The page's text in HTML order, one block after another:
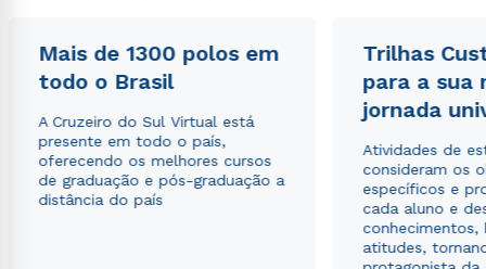
Mais de 1300 polos em
todo o Brasil
A Cruzeiro do Sul Virtual está
presente em todo o país,
oferecendo os melhores cursos
de graduação e pós-graduação a
distância do país
Trilhas
para a sua
jornada
Atividades de
consideram os
específicos e
cada aluno e
conhecimentos,
atitudes,